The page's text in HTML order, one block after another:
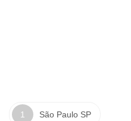
São Paulo SP